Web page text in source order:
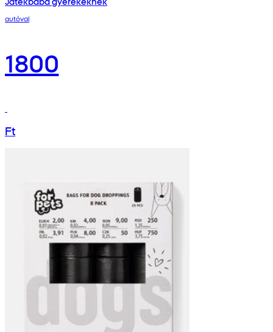
autóval
1800
Ft